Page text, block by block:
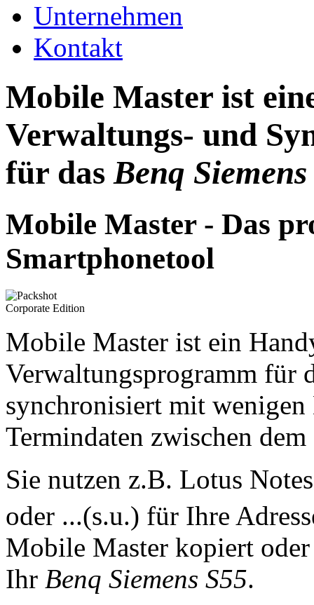
Unternehmen
Kontakt
Mobile Master ist
Verwaltungs- und
für dasBenq
Mobile Master - Das
Smartphonetool
Mobile Master ist ein
Verwaltungsprogramm für
synchronisiert mit
Termindaten zwischen
Sie nutzen z.B. Lotus
oder ...(s.u.) für Ihre
Mobile Master kopiert
Ihr Benq Siemens S55.